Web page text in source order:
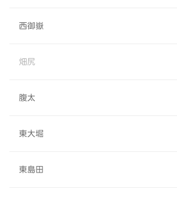
西御嶽
畑尻
腹太
東大堀
東島田